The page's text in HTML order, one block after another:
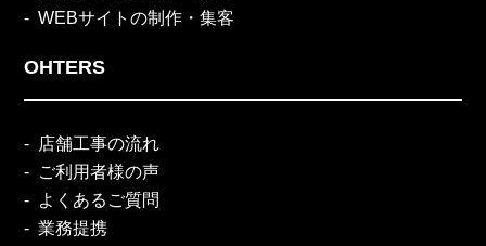
WEBサイトの制作・集客
OHTERS
店舗工事の流れ
ご利用者様の声
よくあるご質問
業務提携